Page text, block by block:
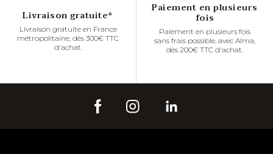
Livraison gratuite*
Livraison gratuite en France
métropolitaine, dès 300€ TTC
d'achat.
Paiement en plusieurs
fois
Paiement en plusieurs fois
sans frais possible, avec Alma,
dès 200€ TTC d'achat.